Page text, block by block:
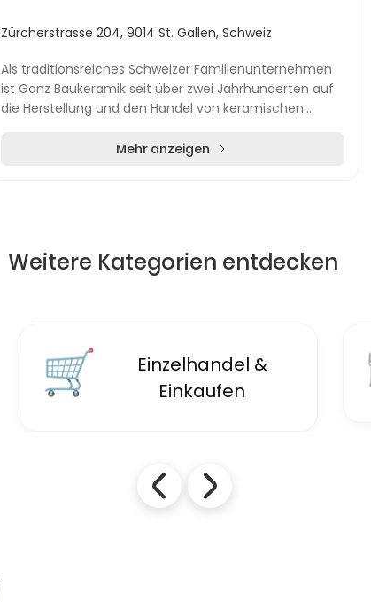
Zürcherstrasse 204, 9014 St. Gallen, Schweiz
Als traditionsreiches Schweizer Familienunternehmen
ist Ganz Baukeramik seit über zwei Jahrhunderten auf
die Herstellung und den Handel von keramischen
Mehr anzeigen
Weitere Kategorien entdecken
🛒
Einzelhandel &
Einkaufen